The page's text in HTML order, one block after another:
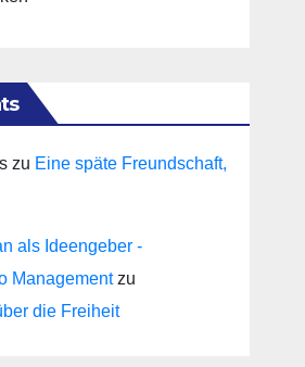
zu Eine späte Freundschaft,
als Ideengeber -
Managementzu
die Freiheit